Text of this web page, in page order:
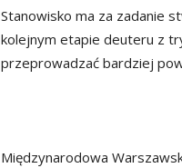
Stanowisko ma za zadanie
kolejnym etapie deuteru z
przeprowadzać bardziej
Międzynarodowa